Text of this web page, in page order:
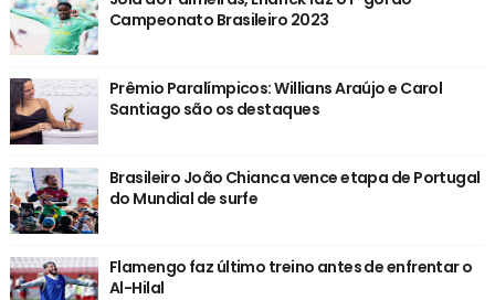
Campeonato Brasileiro 2023
Prêmio Paralímpicos: Willians Araújo e Carol
Santiago são os destaques
Brasileiro João Chianca vence etapa de Portugal
do Mundial de surfe
Flamengo faz último treino antes de enfrentar o
Al-Hilal